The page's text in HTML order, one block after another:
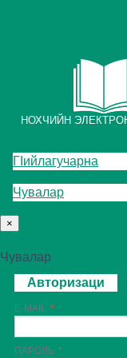
НОХЧИЙН
ГIийлагучарна
Чувалар
×
Чувалар
Авторизаци
E-MAIL
ПАРОЛЬ